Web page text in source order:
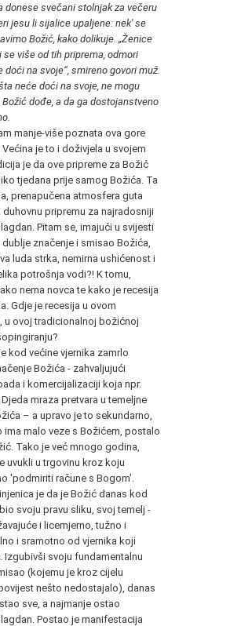
donese svečani stolnjak za večeru
jesu li sijalice upaljene: nek' se
Božić, kako dolikuje. „Ženice
se više od tih priprema, odmori
doći na svoje“, smireno govori muž.
neće doći na svoje, ne mogu
dođe, a da ga dostojanstveno
manje-više poznata ova gore
je to i doživjela u svojem
je da ove pripreme za Božić
tjedana prije samog Božića. Ta
prenapučena atmosfera guta
duhovnu pripremu za najradosniji
Pitam se, imajući u svijesti
značenje i smisao Božića,
luda strka, nemirna ushićenost i
potrošnja vodi?! K tomu,
nema novca te kako je recesija
Gdje je recesija u ovom
u ovoj tradicionalnoj božićnoj
kod većine vjernika zamrlo
Božića - zahvaljujući
i komercijalizaciji koja npr.
mraza pretvara u temeljne
– a upravo je to sekundarno,
ima malo veze s Božićem, postalo
Tako je već mnogo godina,
uvukli u trgovinu kroz koju
'podmiriti račune s Bogom'.
je da je Božić danas kod
svoju pravu sliku, svoj temelj -
i licemjerno, tužno i
i sramotno od vjernika koji
Izgubivši svoju fundamentalnu
(kojemu je kroz cijelu
nešto nedostajalo), danas
sve, a najmanje ostao
Postao je manifestacija